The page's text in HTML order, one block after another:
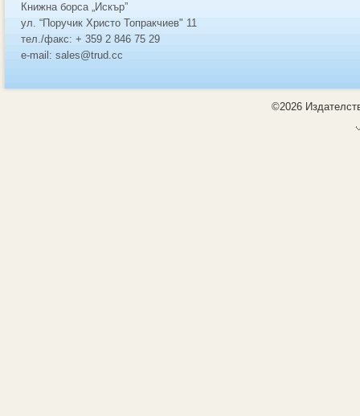
Книжна борса „Искър”
ул. “Поручик Христо Топракчиев" 11
тел./факс: + 359 2 846 75 29
e-mail: sales@trud.cc
©2026